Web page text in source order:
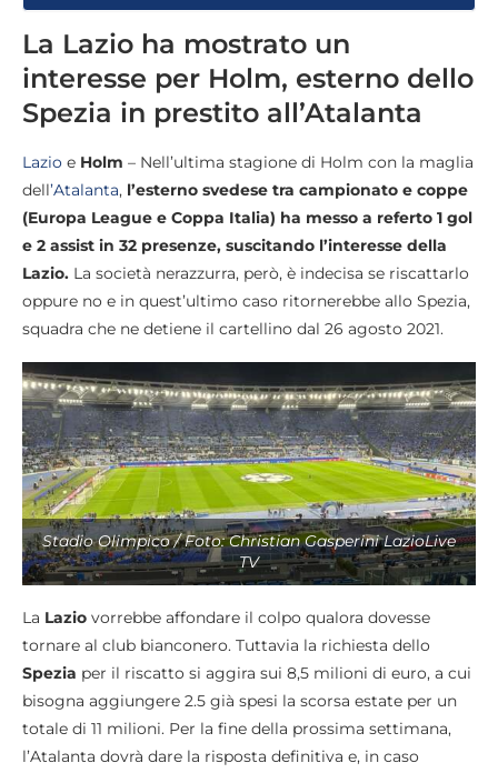
La Lazio ha mostrato un
interesse per Holm, esterno dello
Spezia in prestito all’Atalanta
Lazio e Holm – Nell’ultima stagione di Holm con la maglia
dell’Atalanta, l’esterno svedese tra campionato e coppe
(Europa League e Coppa Italia) ha messo a referto 1 gol
e 2 assist in 32 presenze, suscitando l’interesse della
Lazio. La società nerazzurra, però, è indecisa se riscattarlo
oppure no e in quest’ultimo caso ritornerebbe allo Spezia,
squadra che ne detiene il cartellino dal 26 agosto 2021.
Stadio Olimpico / Foto: Christian Gasperini LazioLive
TV
La Lazio vorrebbe affondare il colpo qualora dovesse
tornare al club bianconero. Tuttavia la richiesta dello
Spezia per il riscatto si aggira sui 8,5 milioni di euro, a cui
bisogna aggiungere 2.5 già spesi la scorsa estate per un
totale di 11 milioni. Per la fine della prossima settimana,
l’Atalanta dovrà dare la risposta definitiva e, in caso